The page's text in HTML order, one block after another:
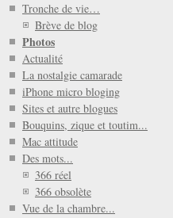
Tronche de vie…
Brève de blog
Photos
Actualité
La nostalgie camarade
iPhone micro bloging
Sites et autre blogues
Bouquins, zique et toutim...
Mac attitude
Des mots...
366 réel
366 obsolète
Vue de la chambre...